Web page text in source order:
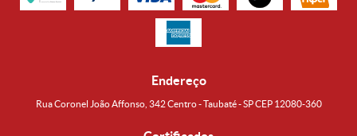
Endereço
Rua Coronel João Affonso, 342 Centro - Taubaté - SP CEP 12080-360